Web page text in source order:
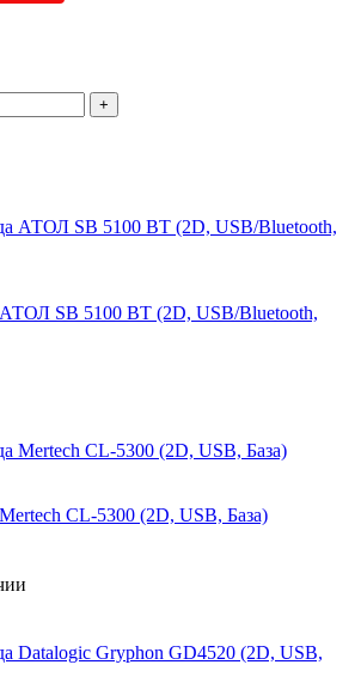
+
SB 5100 BT (2D, USB/Bluetooth,
CL-5300 (2D, USB, База)